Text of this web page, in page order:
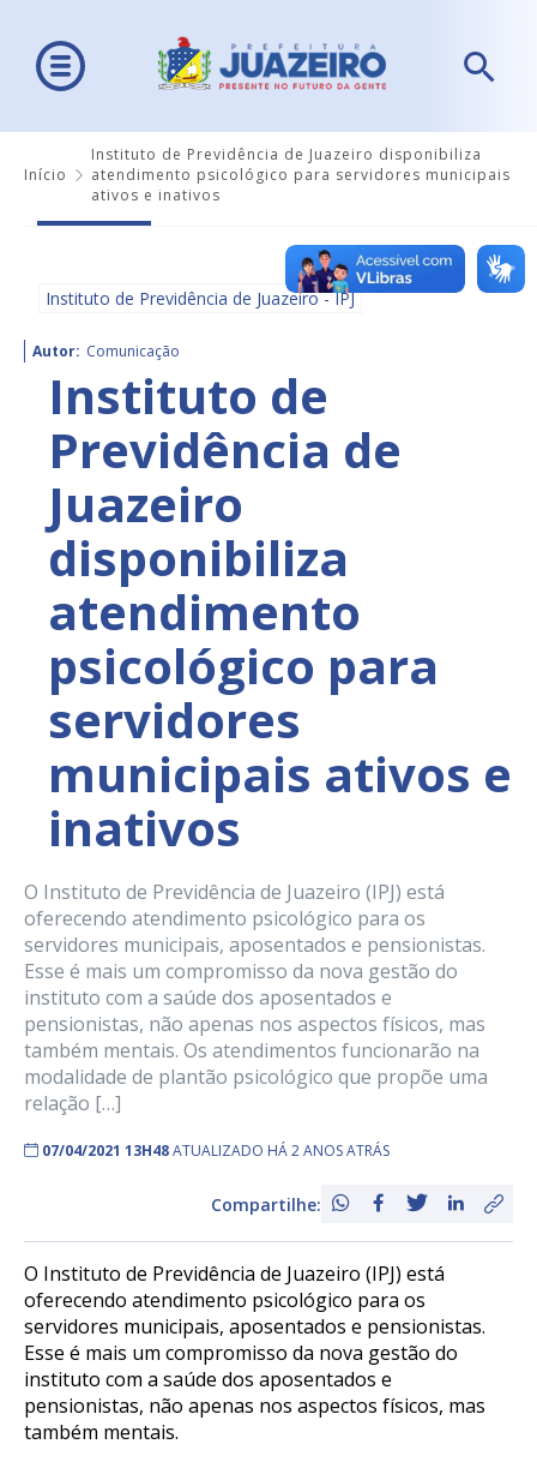
Início
Instituto de Previdência de Juazeiro disponibiliza
atendimento psicológico para servidores municipais
ativos e inativos
Instituto de Previdência de Juazeiro - IPJ
Autor: Comunicação
Instituto de
Previdência de
Juazeiro
disponibiliza
atendimento
psicológico para
servidores
municipais ativos e
inativos
O Instituto de Previdência de Juazeiro (IPJ) está
oferecendo atendimento psicológico para os
servidores municipais, aposentados e pensionistas.
Esse é mais um compromisso da nova gestão do
instituto com a saúde dos aposentados e
pensionistas, não apenas nos aspectos físicos, mas
também mentais. Os atendimentos funcionarão na
modalidade de plantão psicológico que propõe uma
relação […]
07/04/2021 13H48ATUALIZADO HÁ 2 ANOS ATRÁS
Compartilhe:
O Instituto de Previdência de Juazeiro (IPJ) está
oferecendo atendimento psicológico para os
servidores municipais, aposentados e pensionistas.
Esse é mais um compromisso da nova gestão do
instituto com a saúde dos aposentados e
pensionistas, não apenas nos aspectos físicos, mas
também mentais.